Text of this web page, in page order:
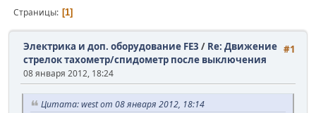
Страницы 1
#1
Электрика и доп. оборудование FE3 / Re: Движение
стрелок тахометр/спидометр после выключения
08 января 2012, 18:24
Цитата: west от 08 января 2012, 18:14